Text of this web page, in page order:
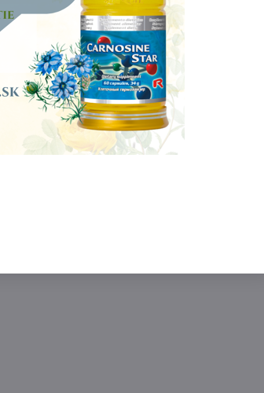
S pribúdajúcim vekom tento proces
pociťujú orgány s maximálnymi
organizmus schopnosť vstrebávať
Mladý zdravý jedinec udržuje
a vlastnou produkciou. Po dvadsiatom
tak, že po štyridsiatke je ho